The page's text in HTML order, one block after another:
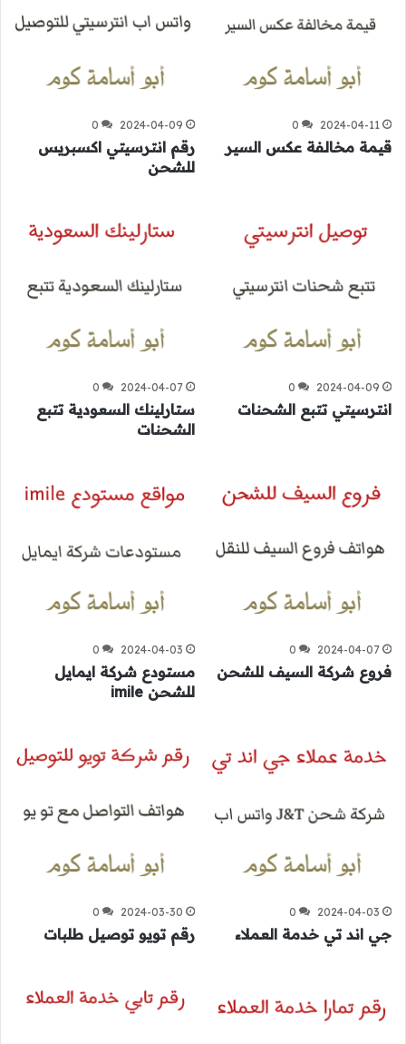
2024-04-11
0
قيمة مخالفة عكس السير
2024-04-09
0
رقم انترسيتي اكسبريس
للشحن
2024-04-09
0
انترسيتي تتبع الشحنات
2024-04-07
0
ستارلينك السعودية تتبع
الشحنات
2024-04-07
0
فروع شركة السيف للشحن
2024-04-03
0
مستودع شركة ايمايل
للشحن imile
2024-04-03
0
جي اند تي خدمة العملاء
2024-03-30
0
رقم تويو توصيل طلبات